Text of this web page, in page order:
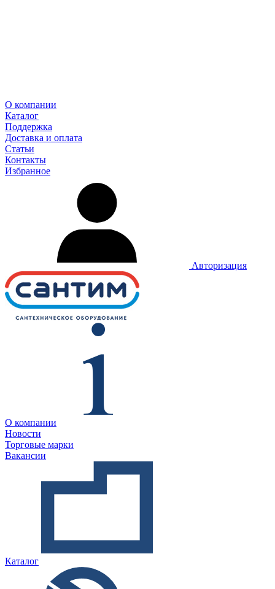
О компании
Каталог
Поддержка
Доставка и оплата
Статьи
Контакты
Избранное
Авторизация
О компании
Новости
Торговые марки
Вакансии
Каталог